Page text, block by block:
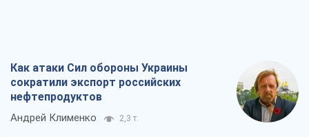
Как атаки Сил обороны Украины
сократили экспорт российских
нефтепродуктов
Андрей Клименко 2,3 т.